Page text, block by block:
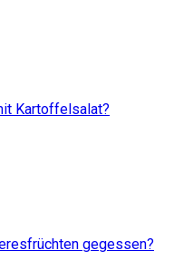
Kartoffelsalat?
gegessen?